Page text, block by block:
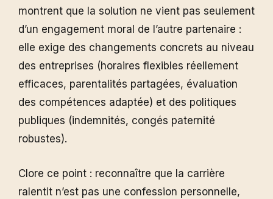
montrent que la solution ne vient pas seulement
d’un engagement moral de l’autre partenaire :
elle exige des changements concrets au niveau
des entreprises (horaires flexibles réellement
efficaces, parentalités partagées, évaluation
des compétences adaptée) et des politiques
publiques (indemnités, congés paternité
robustes).
Clore ce point : reconnaître que la carrière
ralentit n’est pas une confession personnelle,